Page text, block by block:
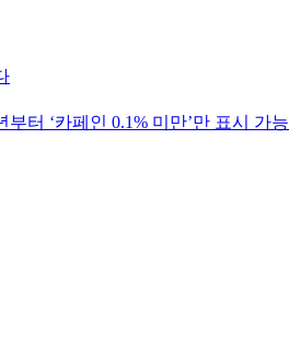
터 ‘카페인 0.1% 미만’만 표시 가능